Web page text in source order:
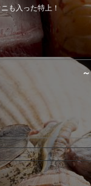
も入った特上！
～